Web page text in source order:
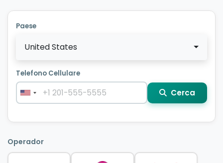
Paese
United States
Telefono Cellulare
Cerca
Operador